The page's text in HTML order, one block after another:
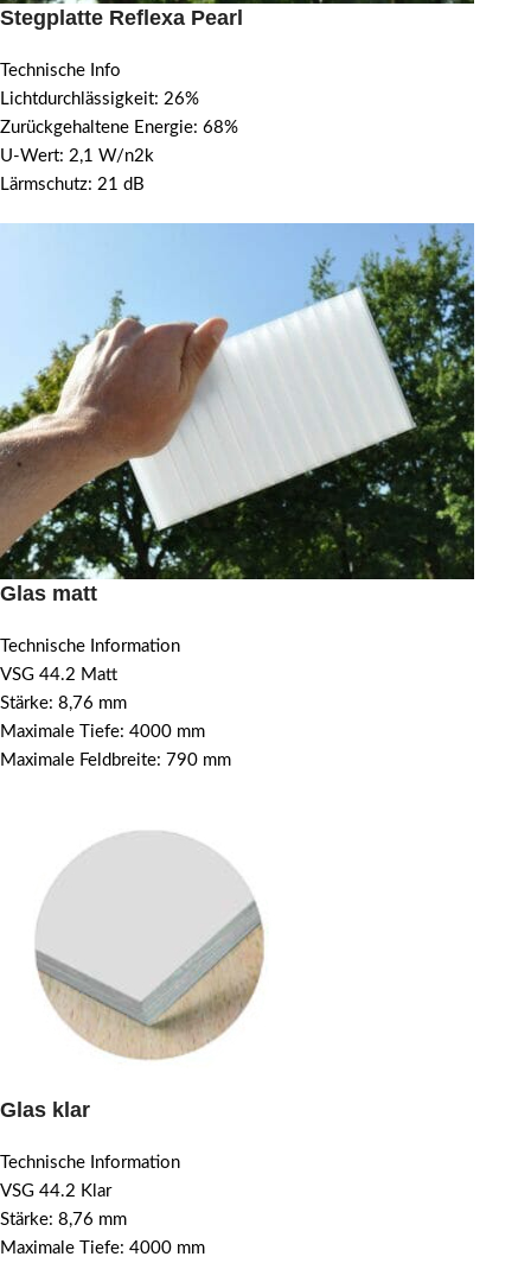
Stegplatte Reflexa Pearl
Technische Info
Lichtdurchlässigkeit: 26%
Zurückgehaltene Energie: 68%
U-Wert: 2,1 W/n2k
Lärmschutz: 21 dB
Glas matt
Technische Information
VSG 44.2 Matt
Stärke: 8,76 mm
Maximale Tiefe: 4000 mm
Maximale Feldbreite: 790 mm
Glas klar
Technische Information
VSG 44.2 Klar
Stärke: 8,76 mm
Maximale Tiefe: 4000 mm